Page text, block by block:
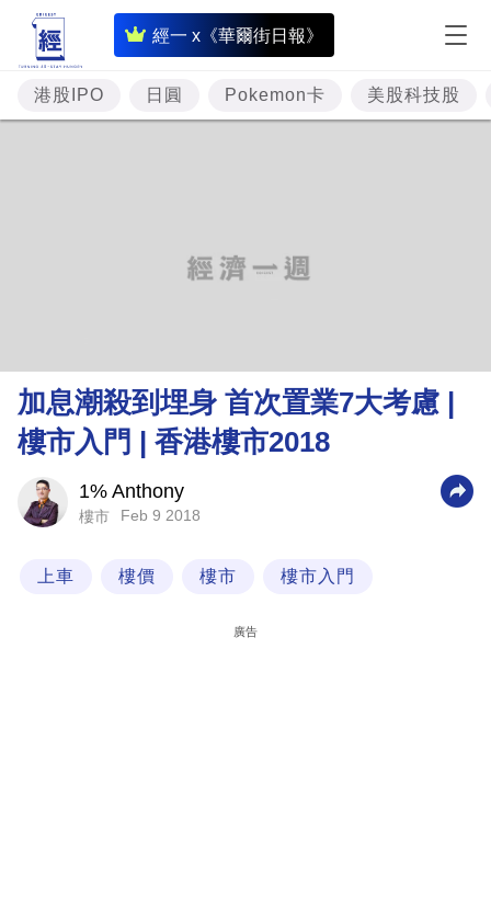
經一 x《華爾街日報》
即
時
財
經
理
財
科
港股IPO 日圓 Pokemon卡 美股科技股
加息潮殺到埋身 首次置業7大考慮 |
樓市入門 | 香港樓市2018
1% Anthony
樓市 Feb 9 2018
上車 樓價 樓市 樓市入門
廣告